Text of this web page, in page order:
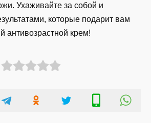
Ухаживайте за собой и
которые подарит вам
антивозрастной крем!